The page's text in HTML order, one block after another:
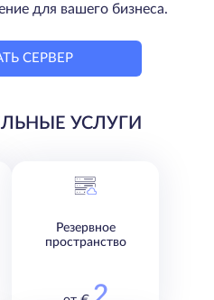
для вашего бизнеса.
СЕРВЕР
УСЛУГИ
Резервное
пространство